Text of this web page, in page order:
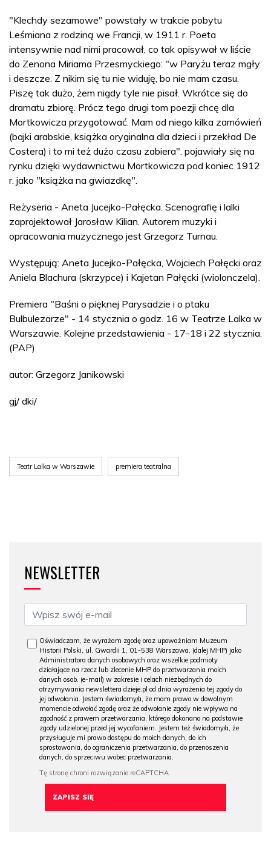
"Klechdy sezamowe" powstały w trakcie pobytu
Leśmiana z rodziną we Francji, w 1911 r. Poeta
intensywnie nad nimi pracował, co tak opisywał w liście
do Zenona Miriama Przesmyckiego: "w Paryżu teraz mgły
i deszcze. Z nikim się tu nie widuję, bo nie mam czasu.
Piszę tak dużo, żem nigdy tyle nie pisał. Wkrótce się do
dramatu zbiorę. Prócz tego drugi tom poezji chcę dla
Mortkowicza przygotować. Mam od niego kilka zamówień
(bajki arabskie, książka oryginalna dla dzieci i przekład De
Costera) i to mi też dużo czasu zabiera". pojawiały się na
rynku dzięki wydawnictwu Mortkowicza pod koniec 1912
r. jako "książka na gwiazdkę".
Reżyseria - Aneta Jucejko-Pałęcka. Scenografię i lalki
zaprojektował Jarosław Kilian. Autorem muzyki i
opracowania muzycznego jest Grzegorz Turnau.
Występują: Aneta Jucejko-Pałęcka, Wojciech Pałęcki oraz
Aniela Blachura (skrzypce) i Kajetan Pałęcki (wiolonczela).
Premiera "Baśni o pięknej Parysadzie i o ptaku
Bulbulezarze" - 14 stycznia o godz. 16 w Teatrze Lalka w
Warszawie. Kolejne przedstawienia - 17-18 i 22 stycznia.
(PAP)
autor: Grzegorz Janikowski
gj/ dki/
Teatr Lalka w Warszawie premiera teatralna
NEWSLETTER
Oświadczam, że wyrażam zgodę oraz upoważniam Muzeum
Historii Polski, ul. Gwardii 1, 01-538 Warszawa, (dalej MHP) jako
Administratora danych osobowych oraz wszelkie podmioty
działające na rzecz lub zlecenie MHP do przetwarzania moich
danych osob. (e-mail) w zakresie i celach niezbędnych do
otrzymywania newslettera dzieje.pl od dnia wyrażenia tej zgody do
jej odwołania. Jestem świadomy/a, że mam prawo w dowolnym
momencie odwołać zgodę oraz że odwołanie zgody nie wpływa na
zgodność z prawem przetwarzania, którego dokonano na podstawie
zgody udzielonej przed jej wycofaniem. Jestem też świadomy/a, że
przysługuje mi prawo dostępu do moich danych, do ich
sprostowania, do ograniczenia przetwarzania, do przenoszenia
danych, do sprzeciwu wobec przetwarzania.